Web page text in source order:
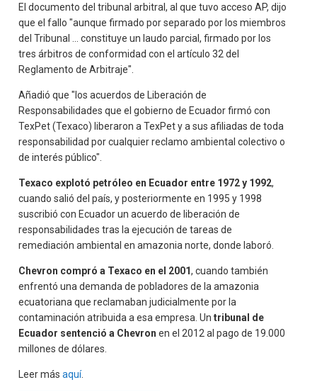
El documento del tribunal arbitral, al que tuvo acceso AP, dijo
que el fallo "aunque firmado por separado por los miembros
del Tribunal ... constituye un laudo parcial, firmado por los
tres árbitros de conformidad con el artículo 32 del
Reglamento de Arbitraje".
Añadió que "los acuerdos de Liberación de
Responsabilidades que el gobierno de Ecuador firmó con
TexPet (Texaco) liberaron a TexPet y a sus afiliadas de toda
responsabilidad por cualquier reclamo ambiental colectivo o
de interés público".
Texaco explotó petróleo en Ecuador entre 1972 y 1992,
cuando salió del país, y posteriormente en 1995 y 1998
suscribió con Ecuador un acuerdo de liberación de
responsabilidades tras la ejecución de tareas de
remediación ambiental en amazonia norte, donde laboró.
Chevron compró a Texaco en el 2001, cuando también
enfrentó una demanda de pobladores de la amazonia
ecuatoriana que reclamaban judicialmente por la
contaminación atribuida a esa empresa. Untribunal de
Ecuador sentenció a Chevron en el 2012 al pago de 19.000
millones de dólares.
Leer másaquí.